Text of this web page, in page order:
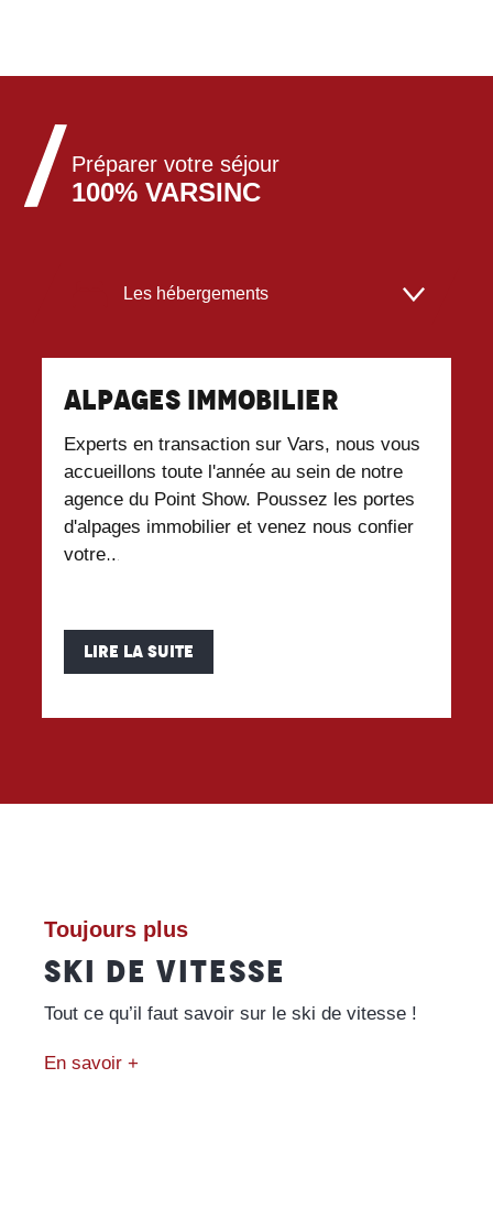
Préparer votre séjour
100% VARSINC
Les hébergements
Les restaurants
Commerces et services
Alpages immobilier
Experts en transaction sur Vars, nous vous
accueillons toute l'année au sein de notre
agence du Point Show. Poussez les portes
d'alpages immobilier et venez nous confier
votre...
LIRE LA SUITE
Toujours plus
SKI DE VITESSE
Tout ce qu’il faut savoir sur le ski de vitesse !
En savoir +